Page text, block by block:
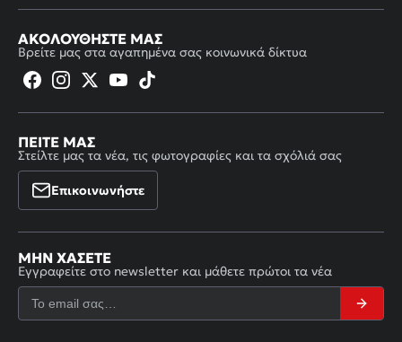
ΑΚΟΛΟΥΘΉΣΤΕ ΜΑΣ
Βρείτε μας στα αγαπημένα σας κοινωνικά δίκτυα
ΠΕΊΤΕ ΜΑΣ
Στείλτε μας τα νέα, τις φωτογραφίες και τα σχόλιά σας
Επικοινωνήστε
ΜΗΝ ΧΆΣΕΤΕ
Εγγραφείτε στο newsletter και μάθετε πρώτοι τα νέα